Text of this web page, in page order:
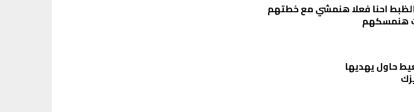
احنا فعلا هنمشي مع خطتهم
هنمسكهم
حاول يهديها